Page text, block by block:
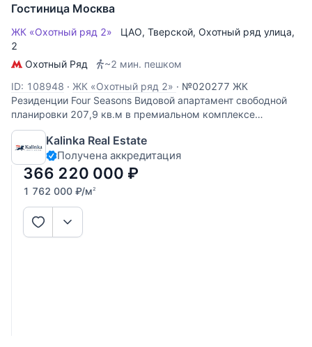
Гостиница Москва
ЖК «Охотный ряд 2» ЦАО, Тверской, Охотный ряд улица,
2
Охотный Ряд
~2 мин. пешком
ID: 108948 · ЖК «Охотный ряд 2» · №020277 ЖК
Резиденции Four Seasons Видовой апартамент свободной
планировки 207,9 кв.м в премиальном комплексе
«Гостиница Москва». В апартаменте можно спланировать:
гостиную-столовую, четыре спальни, 3 ванные комнаты.
Панорамные окна в пол.
Kalinka Real Estate
Получена аккредитация
366 220 000 ₽
1 762 000 ₽/м2